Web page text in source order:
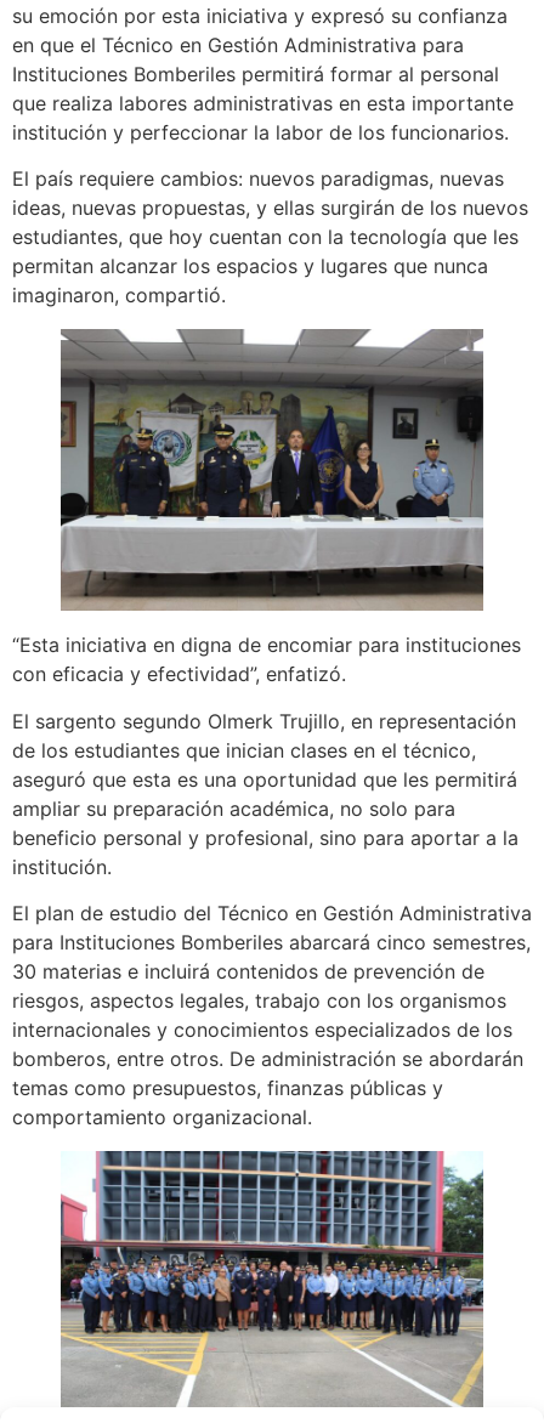
su emoción por esta iniciativa y expresó su confianza
en que el Técnico en Gestión Administrativa para
Instituciones Bomberiles permitirá formar al personal
que realiza labores administrativas en esta importante
institución y perfeccionar la labor de los funcionarios.
El país requiere cambios: nuevos paradigmas, nuevas
ideas, nuevas propuestas, y ellas surgirán de los nuevos
estudiantes, que hoy cuentan con la tecnología que les
permitan alcanzar los espacios y lugares que nunca
imaginaron, compartió.
“Esta iniciativa en digna de encomiar para instituciones
con eficacia y efectividad”, enfatizó.
El sargento segundo Olmerk Trujillo, en representación
de los estudiantes que inician clases en el técnico,
aseguró que esta es una oportunidad que les permitirá
ampliar su preparación académica, no solo para
beneficio personal y profesional, sino para aportar a la
institución.
El plan de estudio del Técnico en Gestión Administrativa
para Instituciones Bomberiles abarcará cinco semestres,
30 materias e incluirá contenidos de prevención de
riesgos, aspectos legales, trabajo con los organismos
internacionales y conocimientos especializados de los
bomberos, entre otros. De administración se abordarán
temas como presupuestos, finanzas públicas y
comportamiento organizacional.